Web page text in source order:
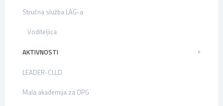
Stručna služba LAG-a
Voditeljica
AKTIVNOSTI
LEADER-CLLD
Mala akademija za OPG